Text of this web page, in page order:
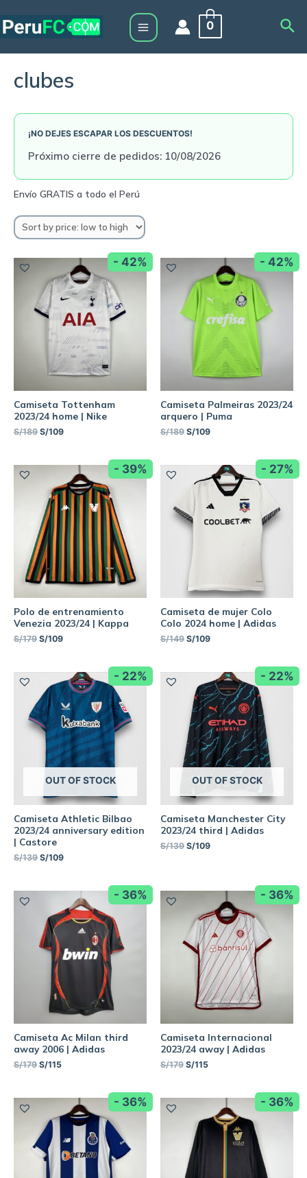
to
Main
0
clubes
¡NO DEJES ESCAPAR LOS DESCUENTOS!
Próximo cierre de pedidos: 10/08/2026
- 42%
Camiseta Tottenham
2023/24 home | Nike
S/189 S/109
- 42%
Camiseta Palmeiras 2023/24
arquero | Puma
S/189 S/109
- 39%
Polo de entrenamiento
Venezia 2023/24 | Kappa
S/179 S/109
- 27%
Camiseta de mujer Colo
Colo 2024 home | Adidas
S/149 S/109
- 22%
OUT OF STOCK
Camiseta Athletic Bilbao
2023/24 anniversary edition
| Castore
S/139 S/109
- 22%
OUT OF STOCK
Camiseta Manchester City
2023/24 third | Adidas
S/139 S/109
- 36%
Camiseta Ac Milan third
away 2006 | Adidas
S/179 S/115
- 36%
Camiseta Internacional
2023/24 away | Adidas
S/179 S/115
- 36% - 36%